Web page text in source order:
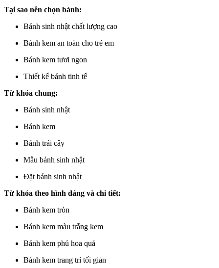
Tại sao nên chọn bánh:
Bánh sinh nhật chất lượng cao
Bánh kem an toàn cho trẻ em
Bánh kem tươi ngon
Thiết kế bánh tinh tế
Từ khóa chung:
Bánh sinh nhật
Bánh kem
Bánh trái cây
Mẫu bánh sinh nhật
Đặt bánh sinh nhật
Từ khóa theo hình dáng và chi tiết:
Bánh kem tròn
Bánh kem màu trắng kem
Bánh kem phủ hoa quả
Bánh kem trang trí tối giản